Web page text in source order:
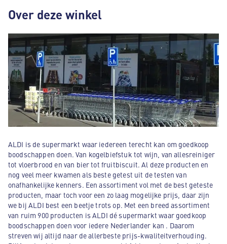
Over deze winkel
ALDI is de supermarkt waar iedereen terecht kan om goedkoop
boodschappen doen. Van kogelbiefstuk tot wijn, van allesreiniger
tot vloerbrood en van bier tot fruitbiscuit. Al deze producten en
nog veel meer kwamen als beste getest uit de testen van
onafhankelijke kenners. Een assortiment vol met de best geteste
producten, maar toch voor een zo laag mogelijke prijs, daar zijn
we bij ALDI best een beetje trots op. Met een breed assortiment
van ruim 900 producten is ALDI dé supermarkt waar goedkoop
boodschappen doen voor iedere Nederlander kan . Daarom
streven wij altijd naar de allerbeste prijs-kwaliteitverhouding.